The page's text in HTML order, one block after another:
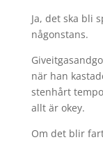
Ja, det ska bli
någonstans.
när han
stenhårt
allt är okey.
Om det blir